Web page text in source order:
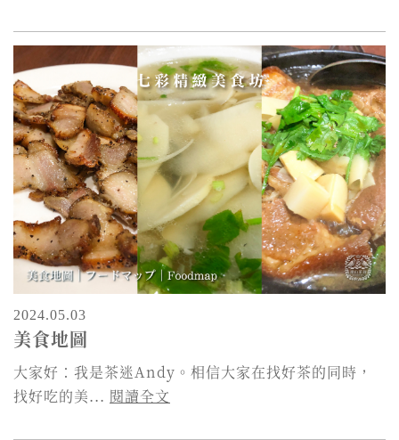
2024.05.03
美食地圖
大家好：我是茶迷Andy。相信大家在找好茶的同時，
找好吃的美... 閱讀全文